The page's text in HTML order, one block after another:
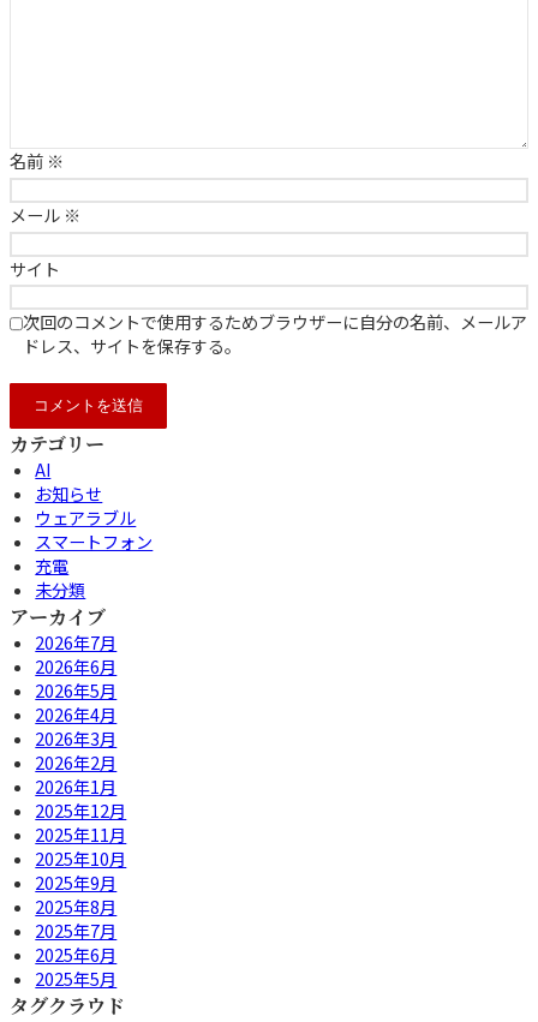
名前 ※
メール ※
サイト
次回のコメントで使用するためブラウザーに自分の名前、メールア
ドレス、サイトを保存する。
カテゴリー
AI
お知らせ
ウェアラブル
スマートフォン
充電
未分類
アーカイブ
2026年7月
2026年6月
2026年5月
2026年4月
2026年3月
2026年2月
2026年1月
2025年12月
2025年11月
2025年10月
2025年9月
2025年8月
2025年7月
2025年6月
2025年5月
タグクラウド